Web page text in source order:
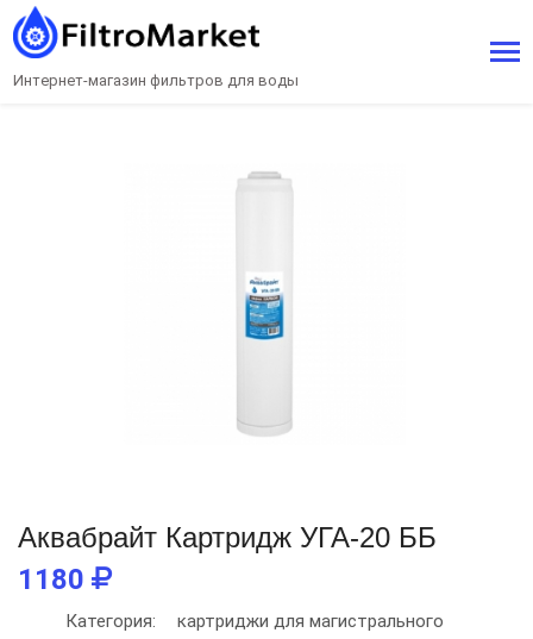
Интернет-магазин фильтров для воды
Аквабрайт Картридж УГА-20 ББ
1180
Категория:
картриджи для магистрального